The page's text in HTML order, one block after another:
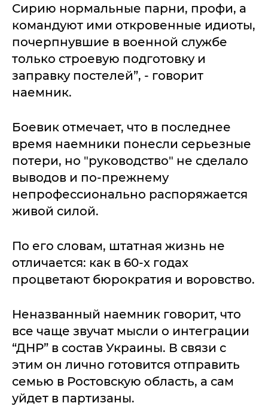
Сирию нормальные парни, профи, а
командуют ими откровенные идиоты,
почерпнувшие в военной службе
только строевую подготовку и
заправку постелей”, - говорит
наемник.
Боевик отмечает, что в последнее
время наемники понесли серьезные
потери, но "руководство" не сделало
выводов и по-прежнему
непрофессионально распоряжается
живой силой.
По его словам, штатная жизнь не
отличается: как в 60-х годах
процветают бюрократия и воровство.
Неназванный наемник говорит, что
все чаще звучат мысли о интеграции
“ДНР” в состав Украины. В связи с
этим он лично готовится отправить
семью в Ростовскую область, а сам
уйдет в партизаны.